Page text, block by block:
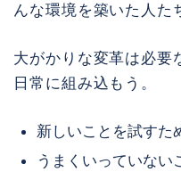
んな環境を築いた人た
大がかりな変革は必要
日常に組み込もう。
新しいことを試すた
うまくいっていない